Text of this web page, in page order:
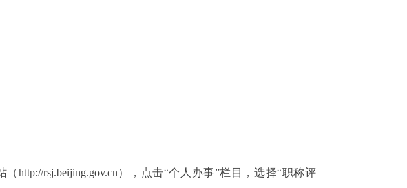
rsj.beijing.gov.cn），点击“个人办事”栏目，选择“职称评